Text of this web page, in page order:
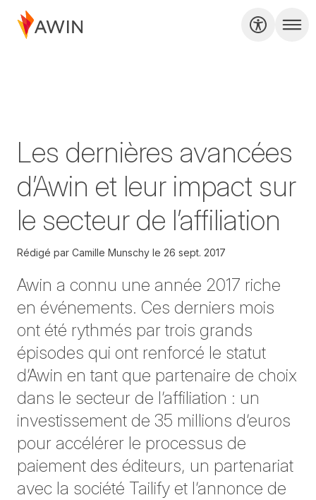
Les dernières avancées
d’Awin et leur impact sur
le secteur de l’affiliation
Rédigé par Camille Munschy le 26 sept. 2017
Awin a connu une année 2017 riche
en événements. Ces derniers mois
ont été rythmés par trois grands
épisodes qui ont renforcé le statut
d’Awin en tant que partenaire de choix
dans le secteur de l’affiliation : un
investissement de 35 millions d’euros
pour accélérer le processus de
paiement des éditeurs, un partenariat
avec la société Tailify et l’annonce de